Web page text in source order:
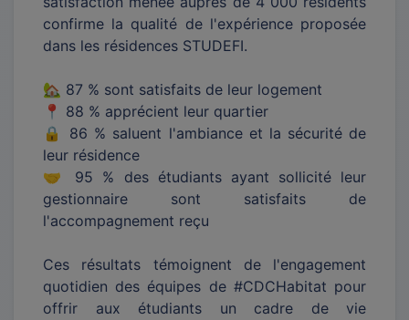
confirme la qualité de l'expérience proposée
dans les résidences STUDEFI.
🏡 87 % sont satisfaits de leur logement
📍 88 % apprécient leur quartier
🔒 86 % saluent l'ambiance et la sécurité de
leur résidence
🤝 95 % des étudiants ayant sollicité leur
gestionnaire sont satisfaits de
l'accompagnement reçu
Ces résultats témoignent de l'engagement
quotidien des équipes de #CDCHabitat pour
offrir aux étudiants un cadre de vie